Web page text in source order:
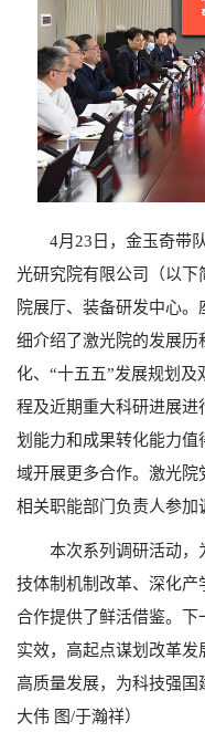
4月 23 日，金玉奇带
光研究院有限公司（以下
院展厅、装备研发中心
细介绍了激光院的发展历
化、“十五五”发展规划
程及近期重大科研进展
划能力和成果转化能力值
域开展更多合作。激光院
相关职能部门负责人参加
本次系列调研活动，
技体制机制改革、深化
合作提供了鲜活借鉴。
实效，高起点谋划改革
高质量发展，为科技强
大伟 图/于瀚祥）